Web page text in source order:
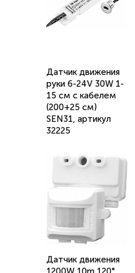
Датчик движения
руки 6-24V 30W 1-
15 см с кабелем
(200+25 см)
SEN31, артикул
32225
Датчик движения